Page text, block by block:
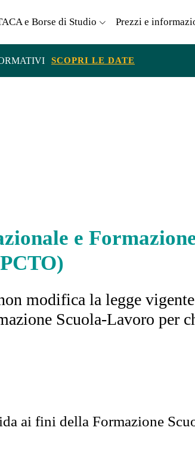
e Borse di Studio Prezzi e
SCOPRI LE DATE
e
PCTO)
modifica la legge
Scuola-Lavoro per
ai fini della Formazione